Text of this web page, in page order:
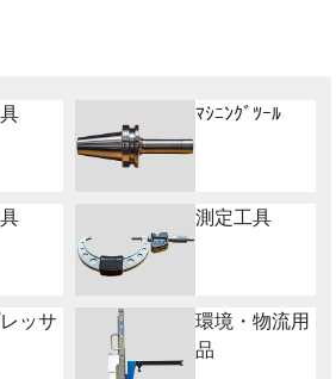
ﾏｼﾆﾝｸﾞﾂｰﾙ
測定工具
ッサ
環境・物流用
品